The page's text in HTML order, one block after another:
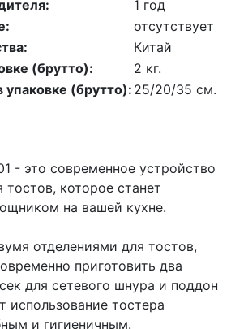
- это современное устройство
тостов, которое станет
на вашей кухне.
отделениями для тостов,
приготовить два
для сетевого шнура и поддон
использование тостера
и гигиеничным.
1 год
отсутствует
Китай
(брутто):
2 кг.
упаковке (брутто): 25/20/35 см.